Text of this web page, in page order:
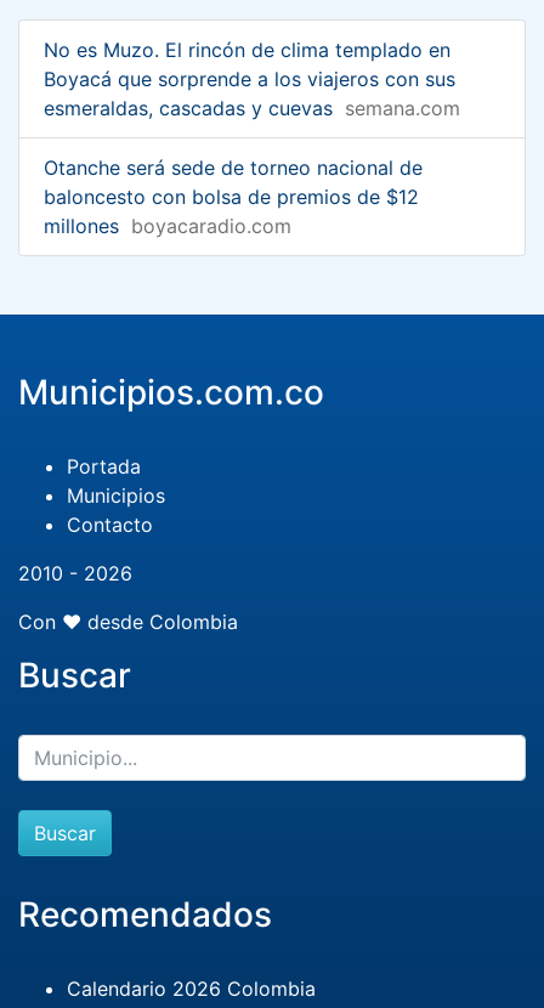
No es Muzo. El rincón de clima templado en
Boyacá que sorprende a los viajeros con sus
esmeraldas, cascadas y cuevas semana.com
Otanche será sede de torneo nacional de
baloncesto con bolsa de premios de $12
millones boyacaradio.com
Municipios.com.co
Portada
Municipios
Contacto
2010 - 2026
Con ❤️ desde Colombia
Buscar
Buscar
Recomendados
Calendario 2026 Colombia